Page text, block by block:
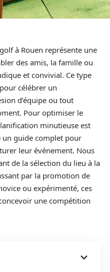
à Rouen représente une
des amis, la famille ou
et convivial. Ce type
célébrer un
d’équipe ou tout
Pour optimiser le
minutieuse est
un guide complet pour
leur événement. Nous
de la sélection du lieu à la
par la promotion de
ou expérimenté, ces
une compétition